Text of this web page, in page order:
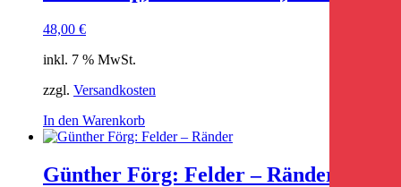
48,00 €
inkl. 7 % MwSt.
zzgl. Versandkosten
In den Warenkorb
Günther Förg: Felder – Ränder